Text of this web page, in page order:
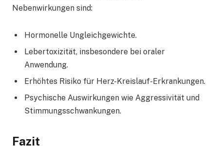
Nebenwirkungen sind:
Hormonelle Ungleichgewichte.
Lebertoxizität, insbesondere bei oraler
Anwendung.
Erhöhtes Risiko für Herz-Kreislauf-Erkrankungen.
Psychische Auswirkungen wie Aggressivität und
Stimmungsschwankungen.
Fazit